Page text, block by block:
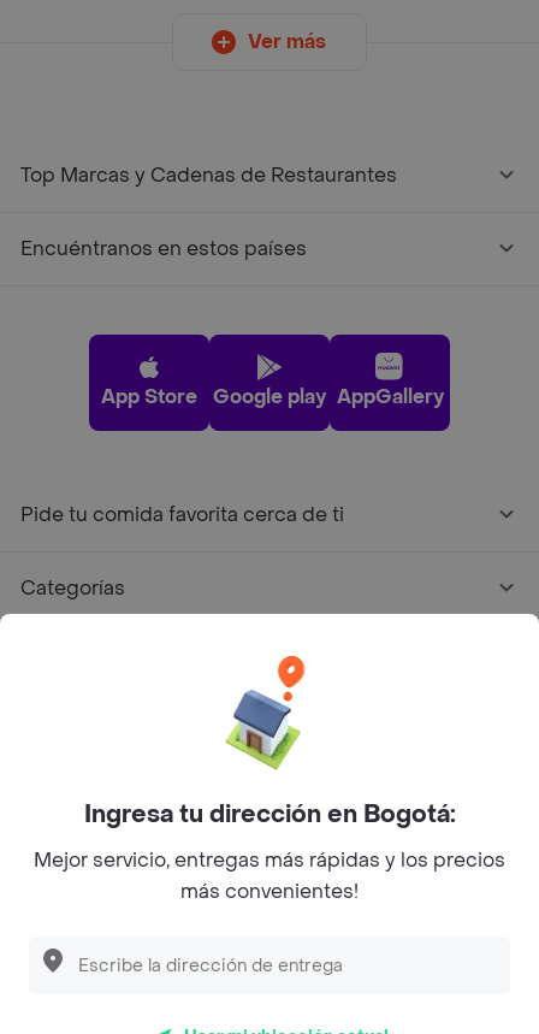
Ver más
Top Marcas y Cadenas de Restaurantes
Encuéntranos en estos países
App Store Google play AppGallery
Pide tu comida favorita cerca de ti
Categorías
Facebook
Twitter
Instagram
©2026Rappi Inc. All rights reserved.
Ingresa tu dirección en Bogotá:
Mejor servicio, entregas más rápidas y los precios
más convenientes!